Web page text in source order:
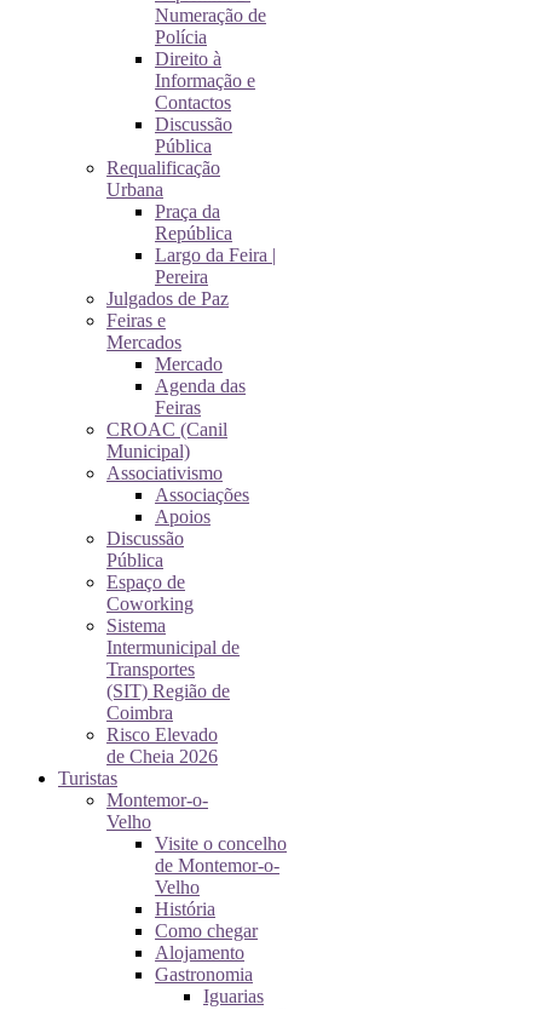
Numeração de
Polícia
Direito à
Informação e
Contactos
Discussão
Pública
Requalificação
Urbana
Praça da
República
Largo da Feira |
Pereira
Julgados de Paz
Feiras e
Mercados
Mercado
Agenda das
Feiras
CROAC (Canil
Municipal)
Associativismo
Associações
Apoios
Discussão
Pública
Espaço de
Coworking
Sistema
Intermunicipal de
Transportes
(SIT) Região de
Coimbra
Risco Elevado
de Cheia 2026
Turistas
Montemor-o-
Velho
Visite o concelho
de Montemor-o-
Velho
História
Como chegar
Alojamento
Gastronomia
Iguarias